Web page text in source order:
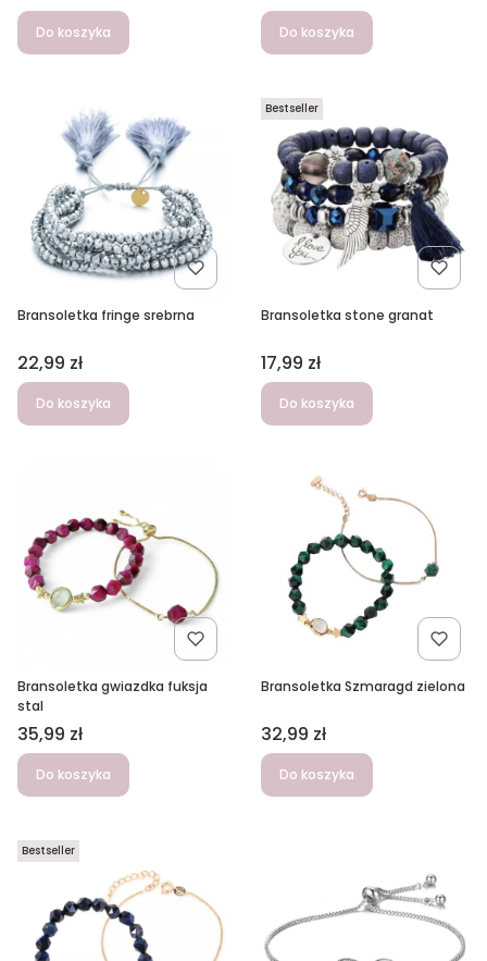
Do koszyka Do koszyka
Bransoletka fringe srebrna
Cena
22,99 zł
Do koszyka
Bestseller
Bransoletka stone granat
Cena
17,99 zł
Do koszyka
Bransoletka gwiazdka fuksja
stal
Cena
35,99 zł
Do koszyka
Bransoletka Szmaragd zielona
Cena
32,99 zł
Do koszyka
Bestseller